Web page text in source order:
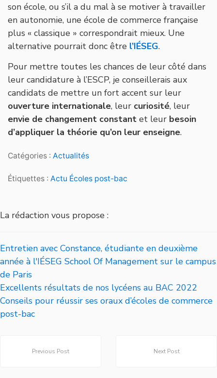
son école, ou s’il a du mal à se motiver à travailler
en autonomie, une école de commerce française
plus « classique » correspondrait mieux. Une
alternative pourrait donc être l’IÉSEG.
Pour mettre toutes les chances de leur côté dans
leur candidature à l’ESCP, je conseillerais aux
candidats de mettre un fort accent sur leur
ouverture internationale, leur curiosité, leur
envie de changement constant et leur besoin
d’appliquer la théorie qu’on leur enseigne.
Catégories : Actualités
Étiquettes : Actu Écoles post-bac
La rédaction vous propose :
Entretien avec Constance, étudiante en deuxième
année à l'IÉSEG School Of Management sur le campus
de Paris
Excellents résultats de nos lycéens au BAC 2022
Conseils pour réussir ses oraux d’écoles de commerce
post-bac
Previous Post Next Post